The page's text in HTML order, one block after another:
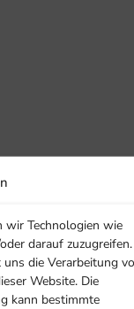
wir Technologien wie
darauf zuzugreifen.
die Verarbeitung
Website. Die
kann bestimmte